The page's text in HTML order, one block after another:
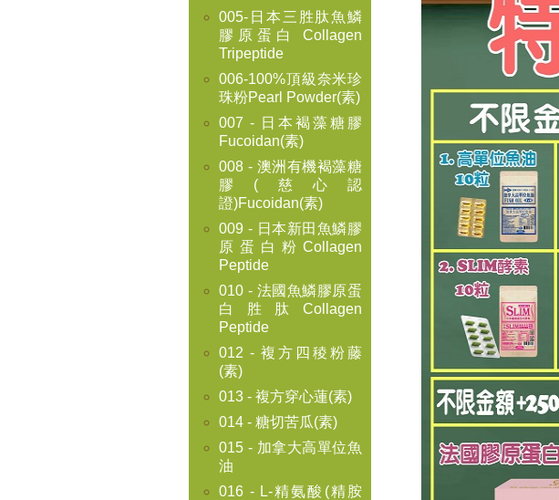
005-日本三胜肽魚鱗
膠原蛋白 Collagen
Tripeptide
006-100%頂級奈米珍
珠粉Pearl Powder(素)
007 - 日本褐藻糖膠
Fucoidan(素)
008 - 澳洲有機褐藻糖
膠(慈心認
證)Fucoidan(素)
009 - 日本新田魚鱗膠
原蛋白粉Collagen
Peptide
010 - 法國魚鱗膠原蛋
白胜肽Collagen
Peptide
012 - 複方四稜粉藤
(素)
013 - 複方穿心蓮(素)
014 - 糖切苦瓜(素)
015 - 加拿大高單位魚
油
016 - L-精氨酸(精胺